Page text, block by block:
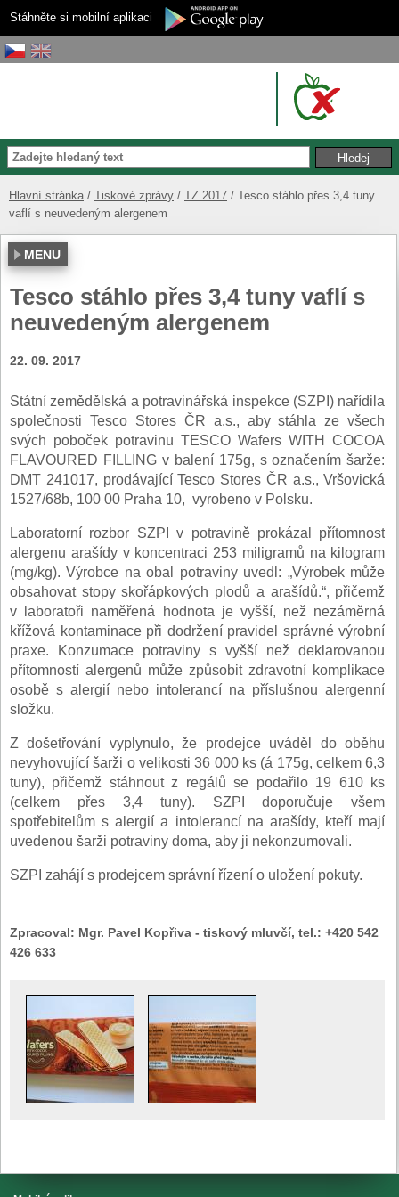
Stáhněte si mobilní aplikaci
Hlavní stránka Tiskové zprávy TZ 2017
Tesco stáhlo přes 3,4 tuny
vaflí s neuvedeným alergenem
MENU
Tesco stáhlo přes 3,4 tuny vaflí s
neuvedeným alergenem
22. 09. 2017
Státní zemědělská a potravinářská inspekce (SZPI) nařídila
společnosti Tesco Stores ČR a.s., aby stáhla ze všech
svých poboček potravinu TESCO Wafers WITH COCOA
FLAVOURED FILLING v balení 175g, s označením šarže:
DMT 241017, prodávající Tesco Stores ČR a.s., Vršovická
1527/68b, 100 00 Praha 10, vyrobeno v Polsku.
Laboratorní rozbor SZPI v potravině prokázal přítomnost
alergenu arašídy v koncentraci 253 miligramů na kilogram
(mg/kg). Výrobce na obal potraviny uvedl: „Výrobek může
obsahovat stopy skořápkových plodů a arašídů.“, přičemž
v laboratoři naměřená hodnota je vyšší, než nezáměrná
křížová kontaminace při dodržení pravidel správné výrobní
praxe. Konzumace potraviny s vyšší než deklarovanou
přítomností alergenů může způsobit zdravotní komplikace
osobě s alergií nebo intolerancí na příslušnou alergenní
složku.
Z došetřování vyplynulo, že prodejce uváděl do oběhu
nevyhovující šarži o velikosti 36 000 ks (á 175g, celkem 6,3
tuny), přičemž stáhnout z regálů se podařilo 19 610 ks
(celkem přes 3,4 tuny). SZPI doporučuje všem
spotřebitelům s alergií a intolerancí na arašídy, kteří mají
uvedenou šarži potraviny doma, aby ji nekonzumovali.
SZPI zahájí s prodejcem správní řízení o uložení pokuty.
Zpracoval: Mgr. Pavel Kopřiva - tiskový mluvčí, tel.: +420 542
426 633